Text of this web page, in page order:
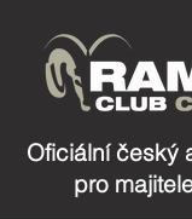
Oficiální český
pro